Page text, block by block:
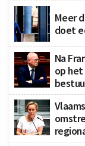
Meer
doet
Na
op